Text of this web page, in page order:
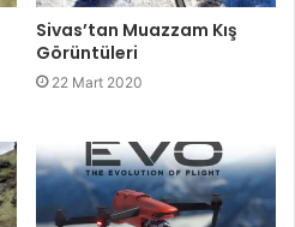
Sivas’tan Muazzam Kış
Görüntüleri
22 Mart 2020